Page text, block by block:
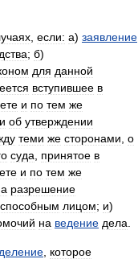
если: а) заявление
; б)
для данной
вступившее в
и по тем же
об утверждении
теми же сторонами о
суда принятое в
и по тем же
разрешение
лицом; и)
на ведение дела
которое